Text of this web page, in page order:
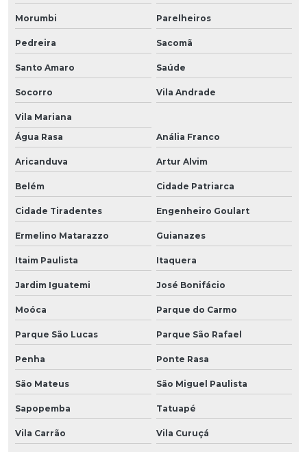
Morumbi Parelheiros
Pedreira Sacomã
Santo Amaro Saúde
Socorro Vila Andrade
Vila Mariana
Água Rasa
Anália Franco
Aricanduva Artur Alvim
Belém Cidade Patriarca
Cidade Tiradentes Engenheiro Goulart
Ermelino Matarazzo Guianazes
Itaim Paulista Itaquera
Jardim Iguatemi José Bonifácio
Moóca Parque do Carmo
Parque São Lucas Parque São Rafael
Penha Ponte Rasa
São Mateus São Miguel Paulista
Sapopemba Tatuapé
Vila Carrão Vila Curuçá